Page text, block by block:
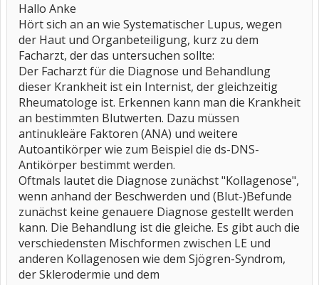
Hallo Anke
Hört sich an an wie Systematischer Lupus, wegen
der Haut und Organbeteiligung, kurz zu dem
Facharzt, der das untersuchen sollte:
Der Facharzt für die Diagnose und Behandlung
dieser Krankheit ist ein Internist, der gleichzeitig
Rheumatologe ist. Erkennen kann man die Krankheit
an bestimmten Blutwerten. Dazu müssen
antinukleäre Faktoren (ANA) und weitere
Autoantikörper wie zum Beispiel die ds-DNS-
Antikörper bestimmt werden.
Oftmals lautet die Diagnose zunächst "Kollagenose",
wenn anhand der Beschwerden und (Blut-)Befunde
zunächst keine genauere Diagnose gestellt werden
kann. Die Behandlung ist die gleiche. Es gibt auch die
verschiedensten Mischformen zwischen LE und
anderen Kollagenosen wie dem Sjögren-Syndrom,
der Sklerodermie und dem